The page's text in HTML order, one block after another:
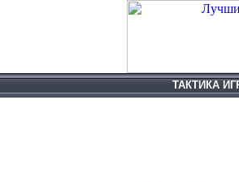
ТАКТИКА